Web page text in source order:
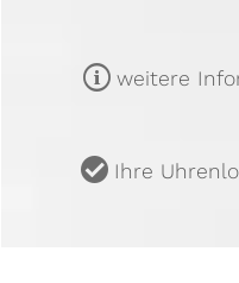
m weitere
u Ihre